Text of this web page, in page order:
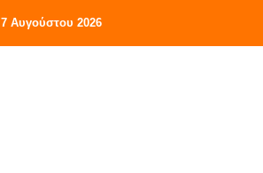
7 Αυγούστου 2026